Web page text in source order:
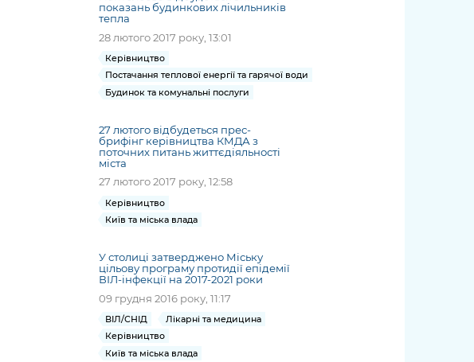
показань будинкових лічильників
тепла
28 лютого 2017 року, 13:01
Керівництво
Постачання теплової енергії та гарячої води
Будинок та комунальні послуги
27 лютого відбудеться прес-
брифінг керівництва КМДА з
поточних питань життєдіяльності
міста
27 лютого 2017 року, 12:58
Керівництво
Київ та міська влада
У столиці затверджено Міську
цільову програму протидії епідемії
ВІЛ-інфекції на 2017-2021 роки
09 грудня 2016 року, 11:17
ВІЛ/СНІД
Лікарні та медицина
Керівництво
Київ та міська влада